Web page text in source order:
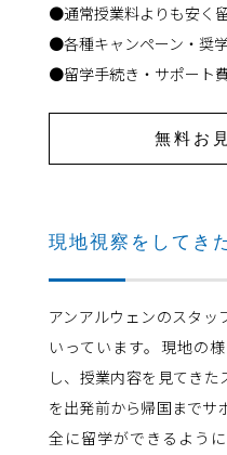
●通常授業料よりも安く
●各種キャンペーン・奨
●留学手続き・サポート
無料お
現地視察をしてき
アンアルウェンのスタッ
いっています。現地の
し、授業内容を見てき
を出発前から帰国までサ
全に留学ができるよう